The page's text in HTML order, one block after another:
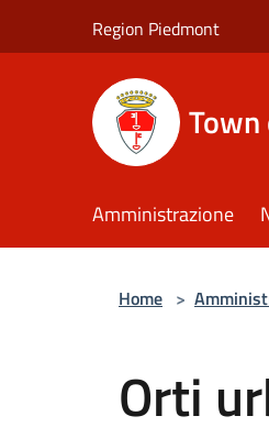
Region Piedmont
Amministrazione
Home >
Orti